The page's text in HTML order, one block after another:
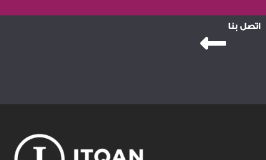
اتصل بنا